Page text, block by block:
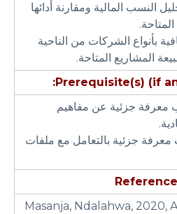
النسب المالية ومقارنة أدائها
بأنواع الشركات من الناحية
المشاريع المتاحة.
Prerequisite(s) (if
معرفة جزئية عن مفاهيم
معرفة جزئية بالتعامل مع ملفات
1. Masanja, Ndalahwa,